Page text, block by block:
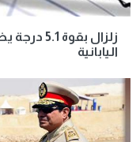
زلزال
اليابانية